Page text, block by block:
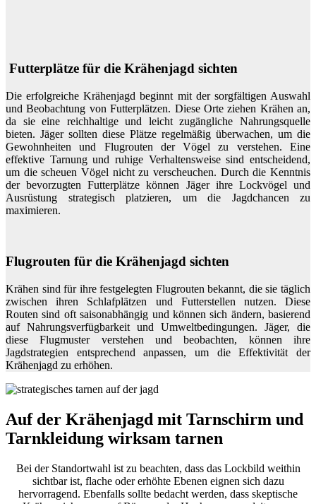
Futterplätze für die Krähenjagd sichten
Die erfolgreiche Krähenjagd beginnt mit der sorgfältigen Auswahl
und Beobachtung von Futterplätzen. Diese Orte ziehen Krähen an,
da sie eine reichhaltige und leicht zugängliche Nahrungsquelle
bieten. Jäger sollten diese Plätze regelmäßig überwachen, um die
Gewohnheiten und Flugrouten der Vögel zu verstehen. Eine
effektive Tarnung und ruhige Verhaltensweise sind entscheidend,
um die scheuen Vögel nicht zu verscheuchen. Durch die Kenntnis
der bevorzugten Futterplätze können Jäger ihre Lockvögel und
Ausrüstung strategisch platzieren, um die Jagdchancen zu
maximieren.
Flugrouten für die Krähenjagd sichten
Krähen sind für ihre festgelegten Flugrouten bekannt, die sie täglich
zwischen ihren Schlafplätzen und Futterstellen nutzen. Diese
Routen sind oft saisonabhängig und können sich ändern, basierend
auf Nahrungsverfügbarkeit und Umweltbedingungen. Jäger, die
diese Flugmuster verstehen und beobachten, können ihre
Jagdstrategien entsprechend anpassen, um die Effektivität der
Krähenjagd zu erhöhen.
Auf der Krähenjagd mit Tarnschirm und
Tarnkleidung wirksam tarnen
Bei der Standortwahl ist zu beachten, dass das Lockbild weithin
sichtbar ist, flache oder erhöhte Ebenen eignen sich dazu
hervorragend. Ebenfalls sollte bedacht werden, dass skeptische